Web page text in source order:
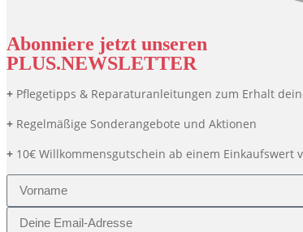
Abonniere jetzt unseren
PLUS.NEWSLETTER
+ Pflegetipps & Reparaturanleitungen zum Erhalt
+ Regelmäßige Sonderangebote und Aktionen
+ 10€ Willkommensgutschein ab einem Einkaufswert